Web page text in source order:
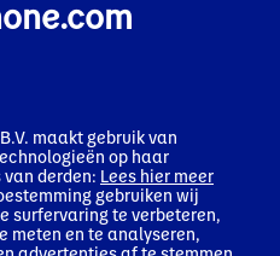
PNG]
maakt gebruik van
op haar
derden: Lees hier meer
gebruiken wij
surfervaring te verbeteren,
meten en te analyseren,